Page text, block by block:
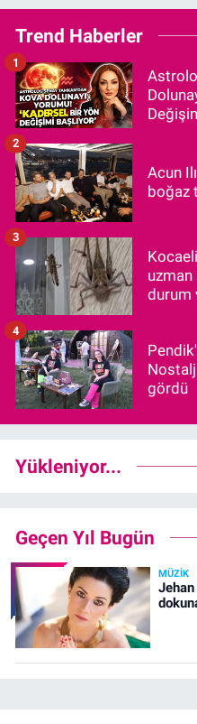
Trend Haberler
1
Acun
boğaz
2
uzman
durum
3
gördü
4
Yükleniyor...
Geçen Yıl Bugün
MÜZIK
Jehan